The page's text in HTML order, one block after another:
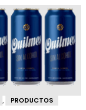
PRODUCTOS